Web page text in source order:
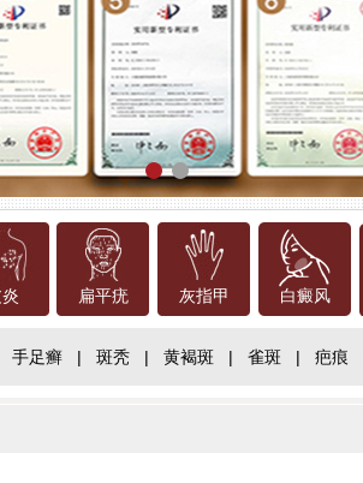
扁平疣 灰指甲 白癜风
手足癣 | 斑秃 | 黄褐斑 | 雀斑 | 疤痕